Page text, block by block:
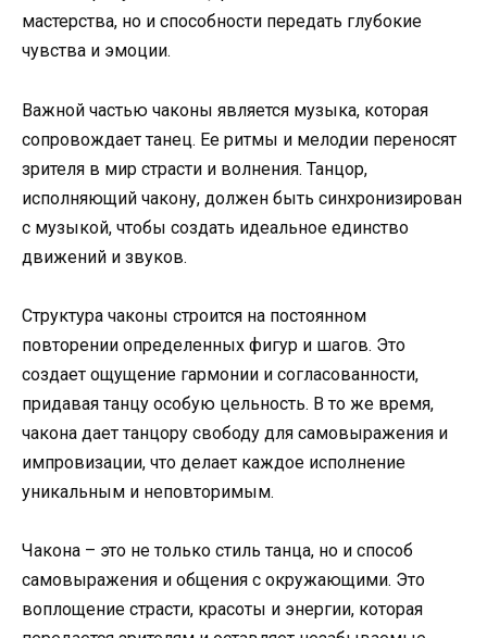
мастерства, но и способности передать глубокие
чувства и эмоции.
Важной частью чаконы является музыка, которая
сопровождает танец. Ее ритмы и мелодии переносят
зрителя в мир страсти и волнения. Танцор,
исполняющий чакону, должен быть синхронизирован
с музыкой, чтобы создать идеальное единство
движений и звуков.
Структура чаконы строится на постоянном
повторении определенных фигур и шагов. Это
создает ощущение гармонии и согласованности,
придавая танцу особую цельность. В то же время,
чакона дает танцору свободу для самовыражения и
импровизации, что делает каждое исполнение
уникальным и неповторимым.
Чакона – это не только стиль танца, но и способ
самовыражения и общения с окружающими. Это
воплощение страсти, красоты и энергии, которая